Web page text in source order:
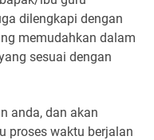
dilengkapi dengan
memudahkan dalam
sesuai dengan
anda, dan akan
proses waktu berjalan